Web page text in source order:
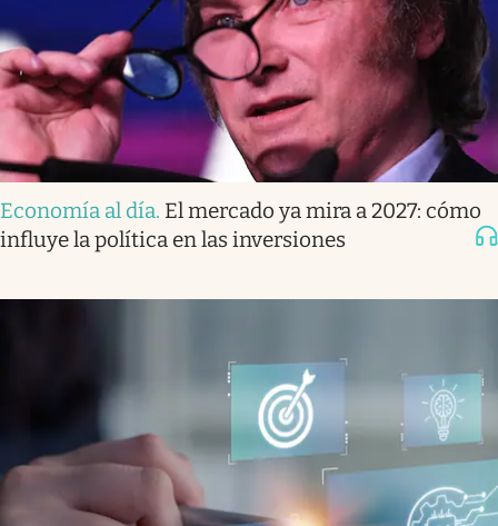
Economía al día. El mercado ya mira a 2027: cómo
influye la política en las inversiones